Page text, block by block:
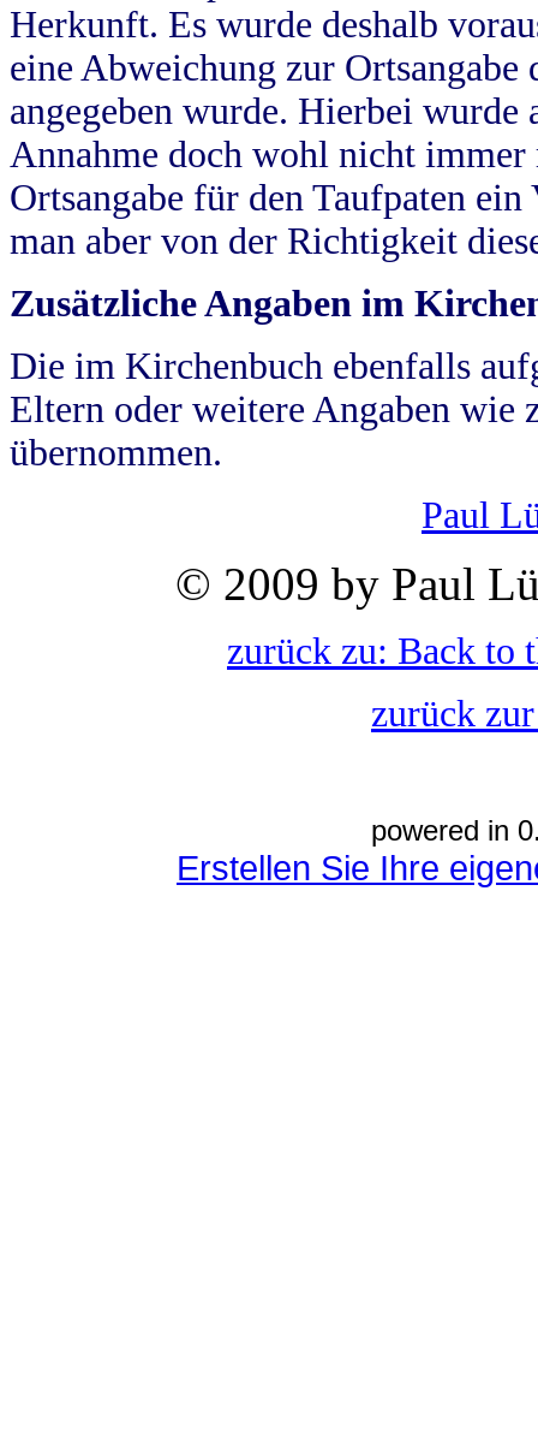
Herkunft. Es wurde deshalb
eine Abweichung zur
angegeben wurde. Hierbei wurde
Annahme doch wohl nicht
Ortsangabe für den Taufpaten
man aber von der Richtigkeit
Zusätzliche Angaben im
Die im Kirchenbuch ebenfalls
Eltern oder weitere Angaben wie
übernommen.
Paul
© 2009 by Paul
zurück zu: Back to
zurück
powered in
Erstellen Sie Ihre